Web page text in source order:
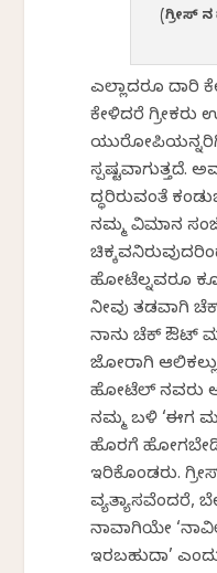
(ಗ್ರೀಸ್
ಎಲ್ಲಾದರೂ ದಾರಿ
ಕೇಳಿದರೆ ಗ್ರೀಕರು
ಸ್ಪಷ್ಟವಾಗುತ್ತದೆ.
ಸಿದ್ಧರಿರುವಂತೆ
ನಮ್ಮ ವಿಮಾನ
ಹೋಟೆಲ್ನವರೂ
ನೀವು ತಡವಾಗಿ
ನಾನು ಚೆಕ್ ಔಟ್
ಜೋರಾಗಿ
ಹೋಟೆಲ್ ನವರು
ನಮ್ಮ ಬಳಿ ‘ಈಗ
ಹೊರಗೆ
ಇರಿಸಿಕೊಂಡರು.
ವ್ಯತ್ಯಾಸವೆಂದರೆ,
ನಾವಾಗಿಯೇ
ಇರಬಹುದಾ’